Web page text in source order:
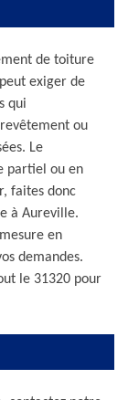
de toiture
exiger de
qui
ou
Le
partiel ou en
faites donc
à Aureville.
en
demandes.
le 31320 pour